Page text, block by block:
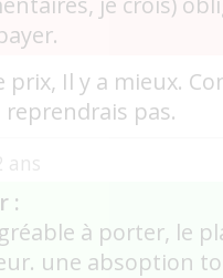
prix, Il y a mieux.
reprendrais pas.
ans
:
à porter, le
une absoption